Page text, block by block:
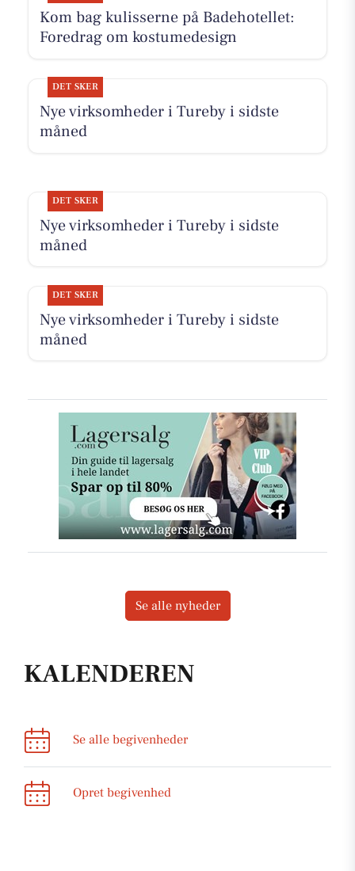
KALENDEREN
Se alle begivenheder
Opret begivenhed
Kom bag kulisserne på Badehotellet:
Foredrag om kostumedesign
DET SKER
Nye virksomheder i Tureby i sidste
måned
DET SKER
Nye virksomheder i Tureby i sidste
måned
DET SKER
Nye virksomheder i Tureby i sidste
måned
Se alle nyheder